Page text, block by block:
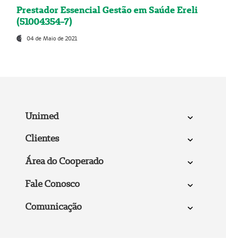
Prestador Essencial Gestão em Saúde Ereli
(51004354-7)
04 de Maio de 2021
Unimed
Clientes
Área do Cooperado
Fale Conosco
Comunicação